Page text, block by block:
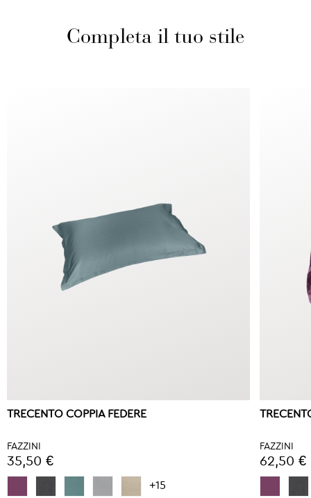
Completa il tuo stile
TRECENTO COPPIA FEDERE
FAZZINI
35,50 €
+15
FAZZINI
62,50 €